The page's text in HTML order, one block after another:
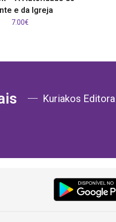
e da Igreja
7.00€
Kuriakos Editora